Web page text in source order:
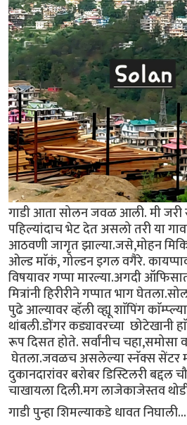
गाडी आता सोलन जवळ आली. मी जरी
पहिल्यांदाच भेट देत असलो तरी या
आठवणी जागृत झाल्या.जसे,मोहन
ओल्ड माॅकं, गोल्डन इगल वगैरे.
विषयावर गप्पा मारल्या.अगदी
मित्रांनी हिरीरीने गप्पात भाग
पुढे आल्यावर व्हॅली व्ह्यू शाॅपिंग
थांबली.डोंगर कड्यावरच्या छोटेखानी
रूप दिसत होते. सर्वांनीच
घेतला.जवळच असलेल्या स्नॅक्स सेंटर
दुकानदारांवर बरोबर डिस्टिलरी बद्दल
चाखायला दिली.मग लाजेकाजेस्तव
गाडी पुन्हा शिमल्याकडे धावत